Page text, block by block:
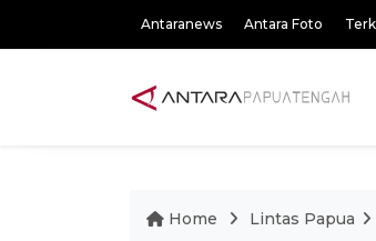
Antaranews Antara Foto
Home Lintas Papua